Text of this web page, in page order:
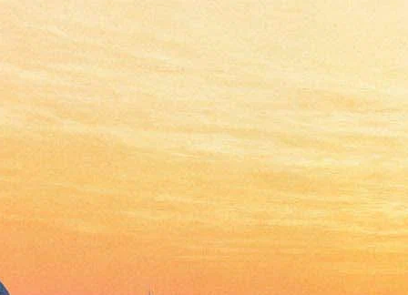
У «Твин Пикса» может
появиться еще один сезон
09 января 2018,14:04 Версия для печати